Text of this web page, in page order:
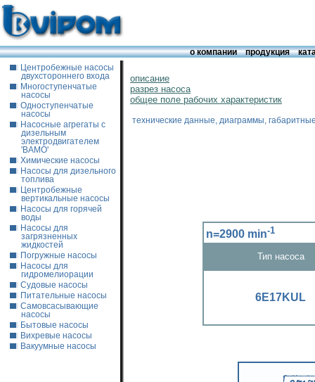
о компании продукция
Центробежные насосы
двухстороннего входа
Многоступенчатые
насосы
Одноступенчатые
насосы
Насосные агрегаты с
дизельным
электродвигателем
'ВАМО'
Химические насосы
Насосы для дизельного
топлива
Центробежные
вертикальные насосы
Насосы для горячей
воды
Насосы для
загрязненных
жидкостей
Погружные насосы
Насосы для
гидромелиорации
Судовые насосы
Питательные насосы
Самовсасывающие
насосы
Бытовые насосы
Вихревые насосы
Вакуумные насосы
описание
разрез насоса
общее поле рабочих характеристик
технические данные, диаграммы,
n=2900 min-1
Тип насоса
6E17KUL